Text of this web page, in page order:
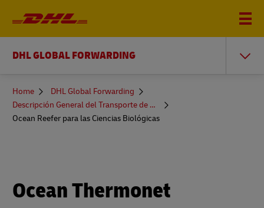
DHL GLOBAL FORWARDING
You
here
Home
DHL Global Forwarding
Descripción General del Transporte de Mercancías Marítimo
Ocean Reefer para las Ciencias Biológicas
Ocean Thermonet